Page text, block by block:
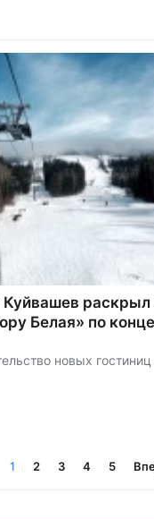
Куйвашев
Белая» по
новых
1 2 3 4 5